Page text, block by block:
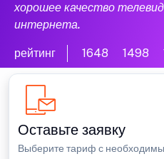
хорошее качество
интернета.
рейтинг 1648 1498
Оставьте заявку
Выберите тариф с